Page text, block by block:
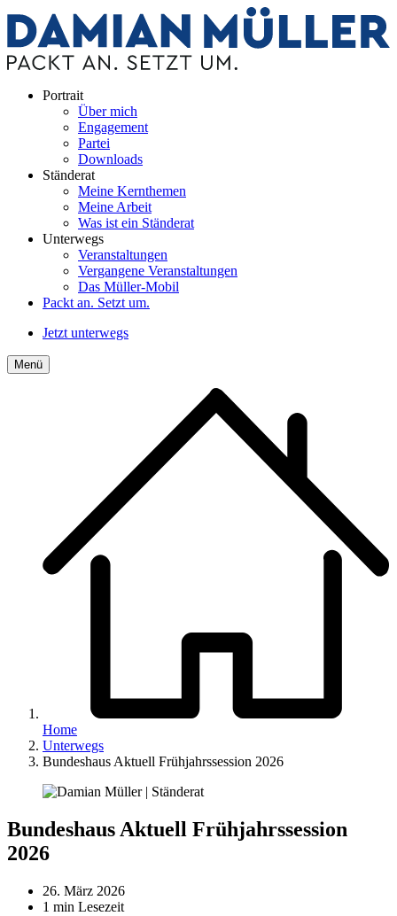
Portrait
Über mich
Engagement
Partei
Downloads
Ständerat
Meine Kernthemen
Meine Arbeit
Was ist ein Ständerat
Unterwegs
Veranstaltungen
Vergangene Veranstaltungen
Das Müller-Mobil
Packt an. Setzt um.
Jetzt unterwegs
Menü
Home
Unterwegs
Bundeshaus Aktuell Frühjahrssession 2026
Bundeshaus Aktuell Frühjahrssession
2026
26. März 2026
1 min Lesezeit